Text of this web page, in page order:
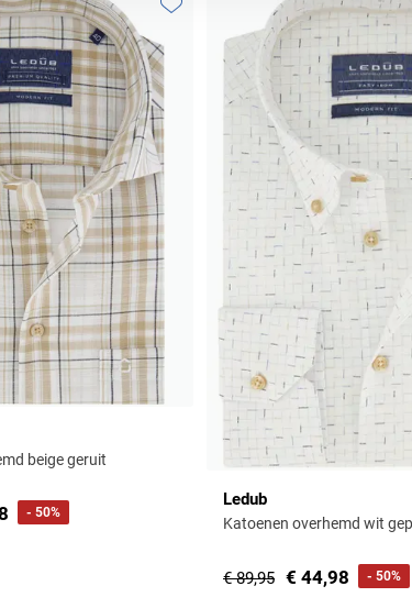
beige geruit
- 50%
Toevoegen aan favorieten
Ledub
Katoenen overhemd wit
€ 89,95 € 44,98 - 50%